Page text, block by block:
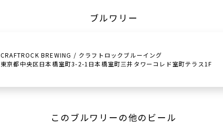
ブルワリー
CRAFTROCK BREWING / クラフトロックブルーイング
東京都中央区日本橋室町3-2-1日本橋室町三井タワーコレド室町テラス1F
このブルワリーの他のビール